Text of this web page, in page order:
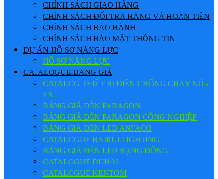
CHÍNH SÁCH GIAO HÀNG
CHÍNH SÁCH ĐỔI TRẢ HÀNG VÀ HOÀN TIỀN
CHÍNH SÁCH BẢO HÀNH
CHÍNH SÁCH BẢO MẬT THÔNG TIN
DỰ ÁN-HỒ SƠ NĂNG LỰC
HỒ SƠ NĂNG LỰC
CATALOGUE-BẢNG GIÁ
CATALOG THIẾT BỊ ĐIỆN CHỐNG CHÁY NỔ -
EX
BẢNG GIÁ ĐÈN PARAGON
BẢNG GIÁ ĐÈN PARAGON CÔNG NGHIỆP
BẢNG GIÁ ĐÈN LED ANFACO
CATALOGUE BAIRUI LIGHTING
BẢNG GIÁ ĐÈN LED RẠNG ĐÔNG
CATALOGUE DUHAL
CATALOGUE KENTOM